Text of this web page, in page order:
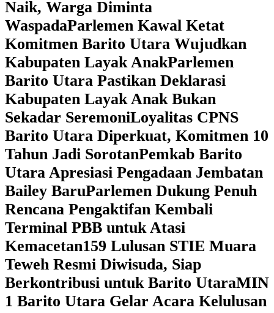
Naik, Warga Diminta
WaspadaParlemen Kawal Ketat
Komitmen Barito Utara Wujudkan
Kabupaten Layak AnakParlemen
Barito Utara Pastikan Deklarasi
Kabupaten Layak Anak Bukan
Sekadar SeremoniLoyalitas CPNS
Barito Utara Diperkuat, Komitmen 10
Tahun Jadi SorotanPemkab Barito
Utara Apresiasi Pengadaan Jembatan
Bailey BaruParlemen Dukung Penuh
Rencana Pengaktifan Kembali
Terminal PBB untuk Atasi
Kemacetan159 Lulusan STIE Muara
Teweh Resmi Diwisuda, Siap
Berkontribusi untuk Barito UtaraMIN
1 Barito Utara Gelar Acara Kelulusan